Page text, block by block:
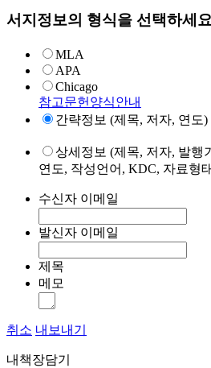
서지정보의 형식을 선택하세요
MLA
APA
Chicago
참고문헌양식안내
간략정보 (제목, 저자, 연도)
상세정보 (제목, 저자, 발행
연도, 작성언어, KDC, 자료형
수신자 이메일
발신자 이메일
제목
메모
취소 내보내기
내책장담기